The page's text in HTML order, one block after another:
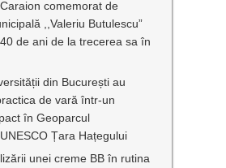
comemorat de
,,Valeriu Butulescu”
de ani de la trecerea sa în
din București au
de vară într-un
în Geoparcul
Țara Hațegului
unei creme BB în rutina